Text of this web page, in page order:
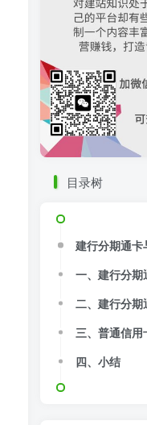
目录树
二、建行分
三、普通信
四、小结